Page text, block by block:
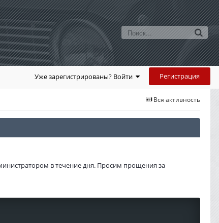
Уже зарегистрированы? Войти Регистрация
Вся активность
в течение дня. Просим прощения за